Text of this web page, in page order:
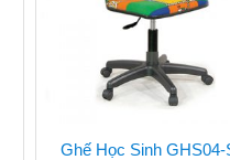
Ghế Học Sinh GHS04-